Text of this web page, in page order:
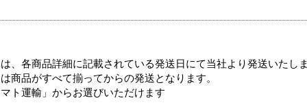
、各商品詳細に記載されている発送日にて当社より発送いたしま
商品がすべて揃ってからの発送となります。
ト運輸」からお選びいただけます